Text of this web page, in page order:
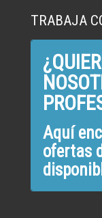
TRABAJA
Aquí
ofertas